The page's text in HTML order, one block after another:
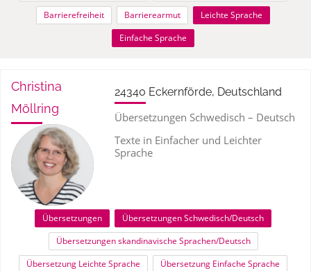
Barrierefreiheit
Barrierearmut
Leichte Sprache
Einfache Sprache
Christina
Möllring
24340 Eckernförde, Deutschland
Übersetzungen Schwedisch – Deutsch
Texte in Einfacher und Leichter
Sprache
Übersetzungen
Übersetzungen Schwedisch/Deutsch
Übersetzungen skandinavische Sprachen/Deutsch
Übersetzung Leichte Sprache
Übersetzung Einfache Sprache